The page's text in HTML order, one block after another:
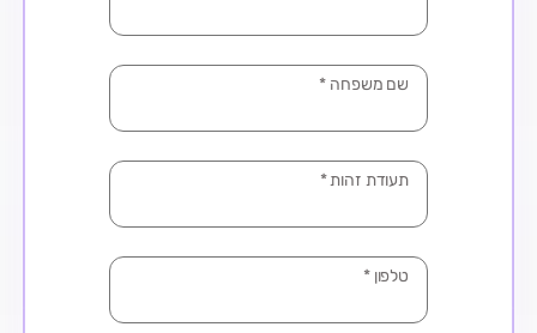
שם משפחה *
תעודת זהות*
טלפון*